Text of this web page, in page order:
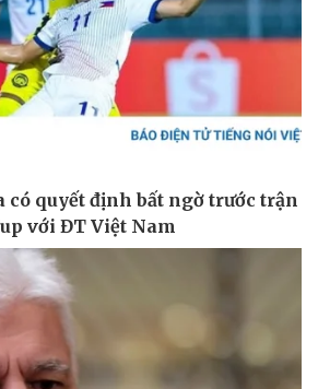
Blog
Tình yêu - Gia đình